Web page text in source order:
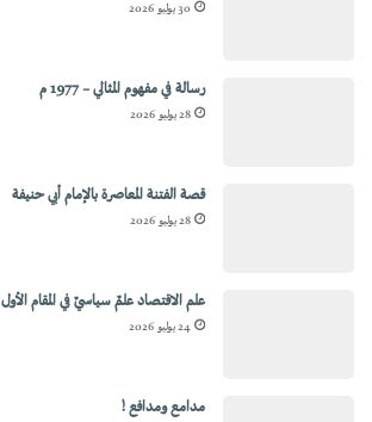
30 يوليو 2026
رسالة في مفهوم المثالي – 1977 م
28 يوليو 2026
قصة الفتنة المعاصرة بالإمام أبي حنيفة
28 يوليو 2026
علم الاقتصاد علمٌ سياسيٌ في المقام الأول
24 يوليو 2026
مدامع ومدافع !